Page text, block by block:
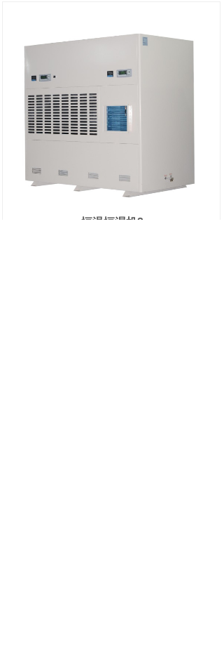
恒温恒湿机2